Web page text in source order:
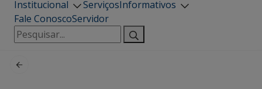
Institucional ServiçosInformativos
Fale ConoscoServidor
Pesquisar
por: